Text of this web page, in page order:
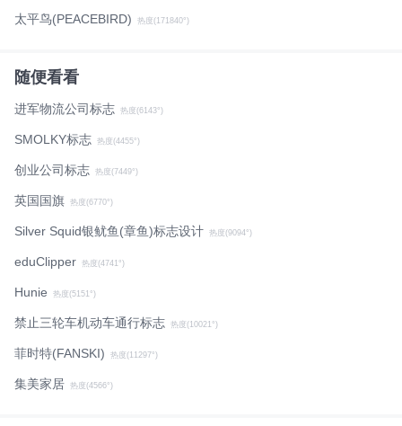
太平鸟(PEACEBIRD) 热度(171840°)
随便看看
进军物流公司标志 热度(6143°)
SMOLKY标志 热度(4455°)
创业公司标志 热度(7449°)
英国国旗 热度(6770°)
Silver Squid银鱿鱼(章鱼)标志设计 热度(9094°)
eduClipper 热度(4741°)
Hunie 热度(5151°)
禁止三轮车机动车通行标志 热度(10021°)
菲时特(FANSKI) 热度(11297°)
集美家居 热度(4566°)